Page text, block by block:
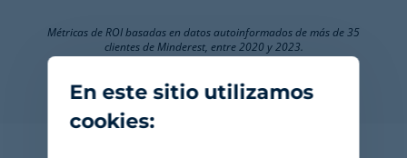
Métricas de ROI basadas en datos autoinformados de más de 35
clientes de Minderest, entre 2020 y 2023.
En este sitio utilizamos
cookies: